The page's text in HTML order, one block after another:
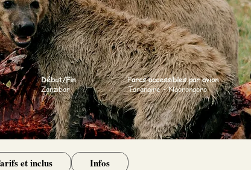
Début/Fin
Zanzibar
Parcs accessibles par avion
Tarangire • Ngorongoro
et inclus Infos